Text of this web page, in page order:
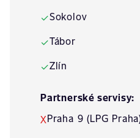
✓Sokolov
✓Tábor
✓Zlín
Partnerské servisy:
XPraha 9 (LPG